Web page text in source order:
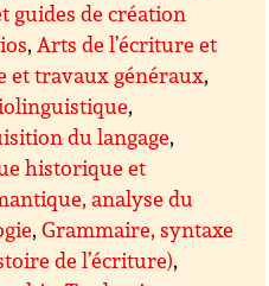
guides de création
,Arts de l’écriture et
et travaux généraux,
,
du langage,
historique et
analyse du
,Grammaire, syntaxe
de l’écriture),